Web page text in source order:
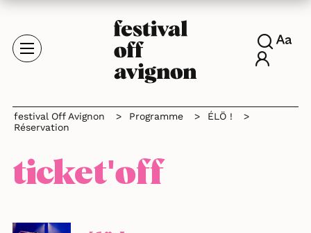
festival Off Avignon > Programme > ÉLÖ !
>
Réservation
ticket'off